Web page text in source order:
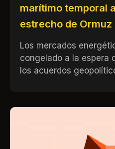
marítimo temporal
estrecho de Ormuz
Los mercados
congelado a la espera
los acuerdos